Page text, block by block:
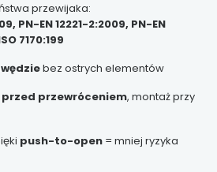
przewijaka:
PN-EN 12221-2:2009, PN-EN
7170:199
bez ostrych elementów
przewróceniem, montaż przy
push-to-open = mniej ryzyka